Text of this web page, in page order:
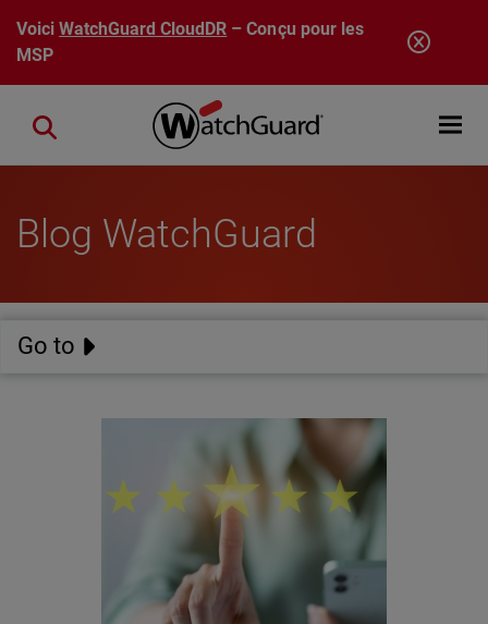
Aller au contenu principal
VoiciWatchGuard CloudDR – Conçu pour les
MSP
Open
Close search
Blog WatchGuard
Go to